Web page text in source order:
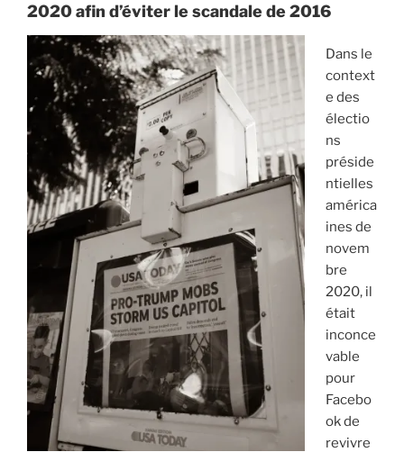
2020 afin d’éviter le scandale de 2016
Dans le
context
e des
électio
ns
préside
ntielles
américa
ines de
novem
bre
2020, il
était
inconce
vable
pour
Facebo
ok de
revivre